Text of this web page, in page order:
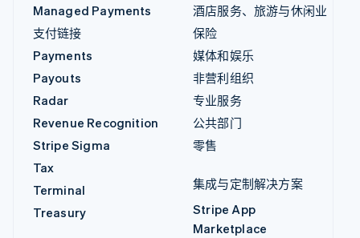
Managed Payments
支付链接
Payments
Payouts
Radar
Revenue Recognition
Stripe Sigma
Tax
Terminal
Treasury
酒店服务、旅游与休闲业
保险
媒体和娱乐
非营利组织
专业服务
公共部门
零售
集成与定制解决方案
Stripe App
Marketplace